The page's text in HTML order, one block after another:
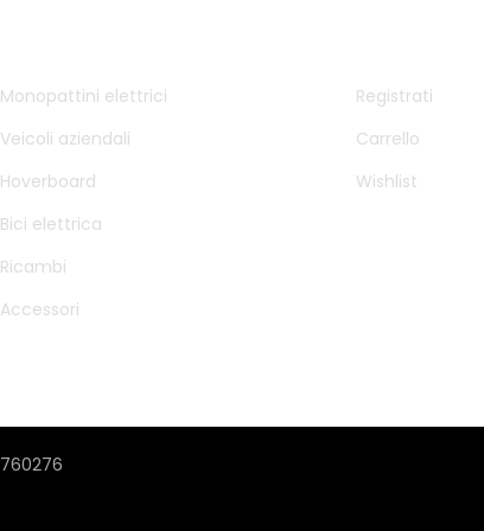
Monopattini elettrici
Veicoli aziendali
Hoverboard
Bici elettrica
Ricambi
Accessori
Registrati
Carrello
Wishlist